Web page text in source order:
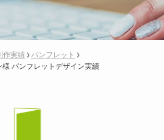
作実績
パンフレット
パンフレットデザイン実績